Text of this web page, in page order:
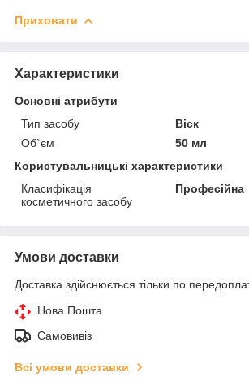
Приховати
Характеристики
Основні атрибути
Тип засобу
Віск
Об`єм
50 мл
Користувальницькі характеристики
Класифікація
косметичного засобу
Професійна
Умови доставки
Доставка здійснюється тільки по
Нова Пошта
Самовивіз
Всі умови доставки